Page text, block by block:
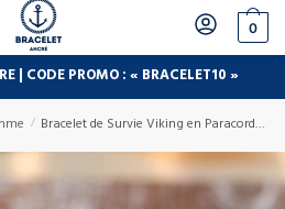
0
| CODE PROMO : « BRACELET10 »
/ Bracelet de Survie Viking en Paracorde Avec Une Tête D’Ours Genesis